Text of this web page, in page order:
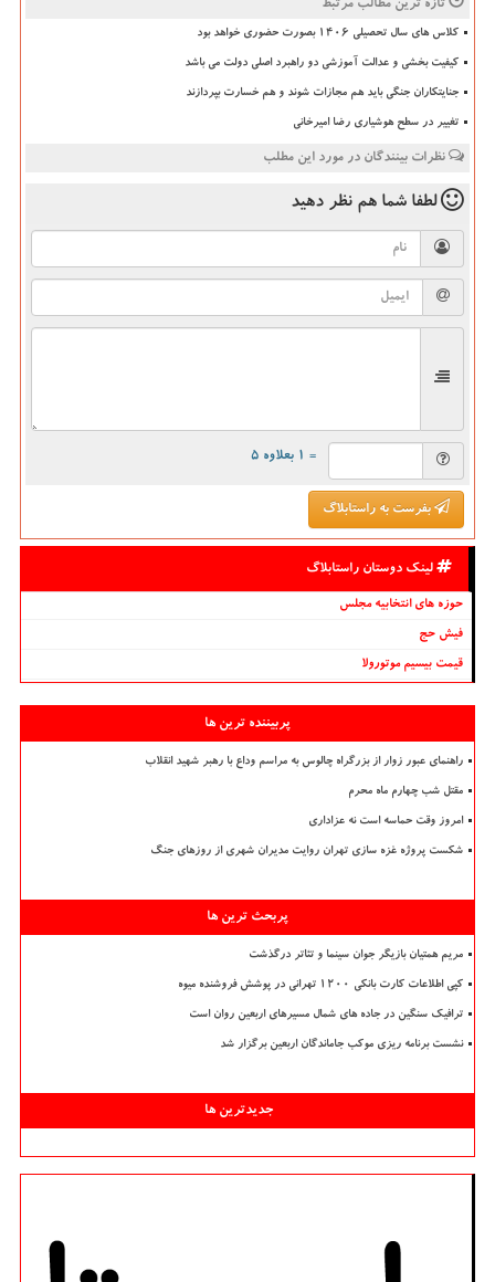
تازه ترین مطالب مرتبط
کلاس های سال تحصیلی ۱۴۰۶ بصورت حضوری خواهد بود
کیفیت بخشی و عدالت آموزشی دو راهبرد اصلی دولت می باشد
جنایتکاران جنگی باید هم مجازات شوند و هم خسارت بپردازند
تغییر در سطح هوشیاری رضا امیرخانی
نظرات بینندگان در مورد این مطلب
لطفا شما هم نظر دهید
= ۱ بعلاوه ۵
بفرست به راستابلاگ
لینک دوستان راستابلاگ
حوزه های انتخابیه مجلس
فیش حج
قیمت بیسیم موتورولا
پربیننده ترین ها
راهنمای عبور زوار از بزرگراه چالوس به مراسم وداع با رهبر شهید انقلاب
مقتل شب چهارم ماه محرم
امروز وقت حماسه است نه عزاداری
شکست پروژه غزه سازی تهران روایت مدیران شهری از روزهای جنگ
پربحث ترین ها
مریم همتیان بازیگر جوان سینما و تئاتر درگذشت
کپی اطلاعات کارت بانکی ۱۲۰۰ تهرانی در پوشش فروشنده میوه
ترافیک سنگین در جاده های شمال مسیرهای اربعین روان است
نشست برنامه ریزی موکب جاماندگان اربعین برگزار شد
جدیدترین ها